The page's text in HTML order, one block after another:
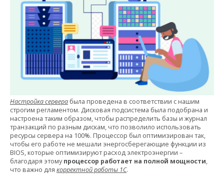
Настройка сервера была проведена в соответствии с нашим
строгим регламентом. Дисковая подсистема была подобрана и
настроена таким образом, чтобы распределить базы и журнал
транзакций по разным дискам, что позволило использовать
ресурсы сервера на 100%. Процессор был оптимизирован так,
чтобы его работе не мешали энергосберегающие функции из
BIOS, которые оптимизируют расход электроэнергии –
благодаря этому процессор работает на полной мощности,
что важно для корректной работы 1С.